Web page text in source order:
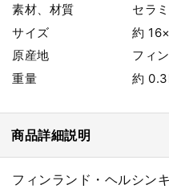
素材、材質
セラ
サイズ
約
原産地
フィ
重量
約
商品詳細説明
フィンランド・ヘルシン